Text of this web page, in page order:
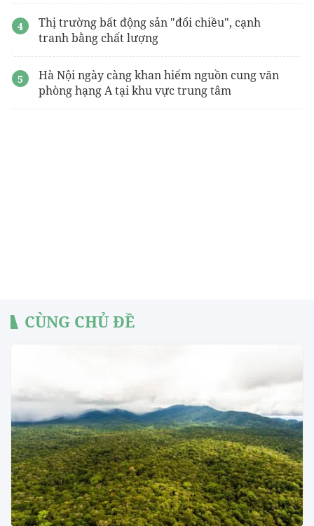
Thị trường bất động sản "đổi chiều", cạnh
tranh bằng chất lượng
Hà Nội ngày càng khan hiếm nguồn cung văn
phòng hạng A tại khu vực trung tâm
CÙNG CHỦ ĐỀ